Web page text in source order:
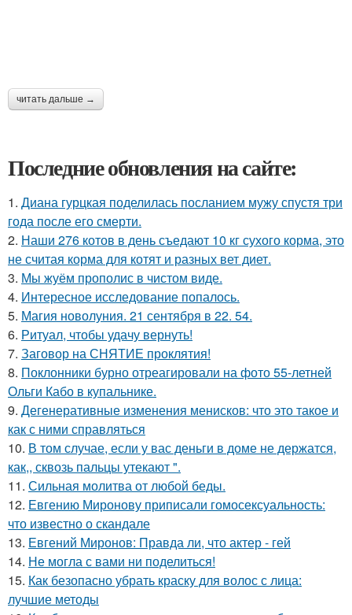
читать дальше →
Последние обновления на сайте:
1. Диана гурцкая поделилась посланием мужу спустя три
года после его смерти.
2. Наши 276 котов в день съедают 10 кг сухого корма, это
не считая корма для котят и разных вет диет.
3. Мы жуём прополис в чистом виде.
4. Интересное исследование попалось.
5. Магия новолуния. 21 сентября в 22. 54.
6. Ритуал, чтобы удачу вернуть!
7. Заговор на СНЯТИЕ проклятия!
8. Поклонники бурно отреагировали на фото 55-летней
Ольги Кабо в купальнике.
9. Дегенеративные изменения менисков: что это такое и
как с ними справляться
10. В том случае, если у вас деньги в доме не держатся,
как,, сквозь пальцы утекают ".
11. Сильная молитва от любой беды.
12. Евгению Миронову приписали гомосексуальность:
что известно о скандале
13. Евгений Миронов: Правда ли, что актер - гей
14. Не могла с вами ни поделиться!
15. Как безопасно убрать краску для волос с лица:
лучшие методы